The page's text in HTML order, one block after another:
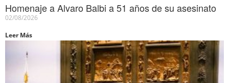
Homenaje a Alvaro Balbi a 51 años de su asesinato
02/08/2026
Leer Más